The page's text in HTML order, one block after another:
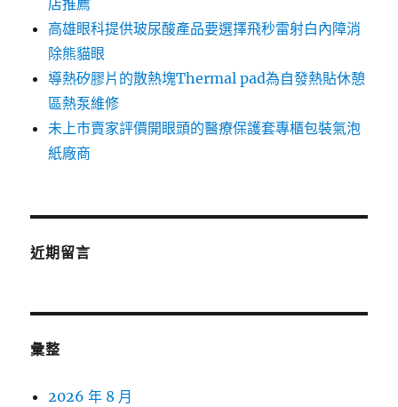
店推薦
高雄眼科提供玻尿酸產品要選擇飛秒雷射白內障消
除熊貓眼
導熱矽膠片的散熱塊Thermal pad為自發熱貼休憩
區熱泵維修
未上市賣家評價開眼頭的醫療保護套專櫃包裝氣泡
紙廠商
近期留言
彙整
2026 年 8 月